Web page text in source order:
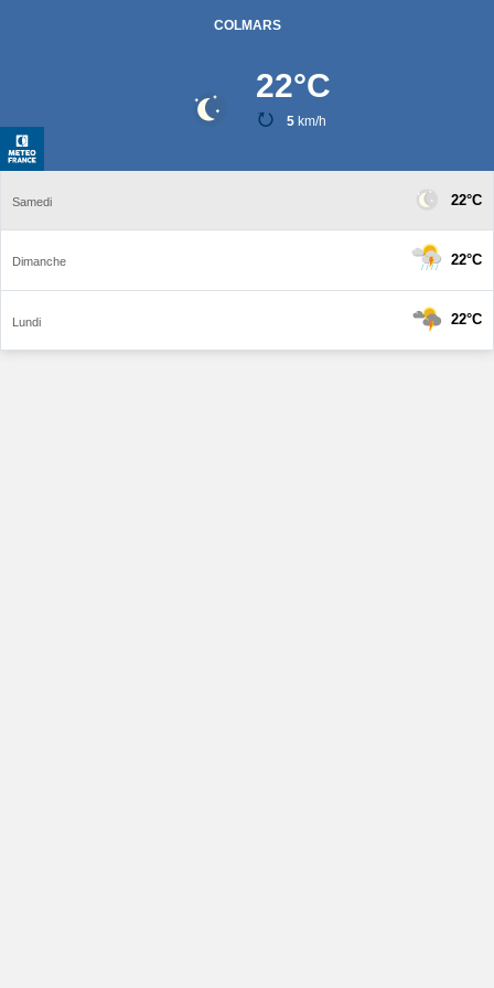
COLMARS
22°C
5 km/h
Samedi 22°C
Dimanche 22°C
Lundi 22°C